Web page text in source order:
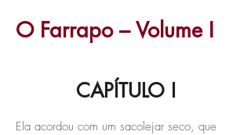
O Farrapo – Volume I
CAPÍTULO I
Ela acordou com um sacolejar seco, que